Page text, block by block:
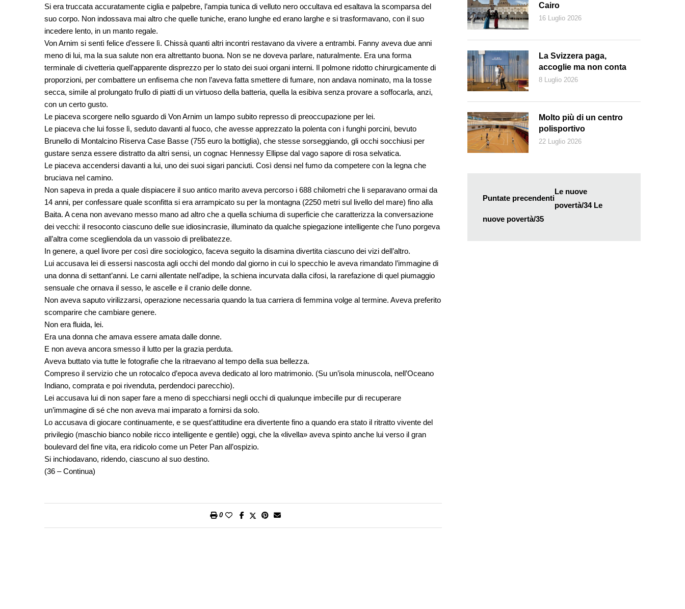
Si era truccata accuratamente ciglia e palpebre, l’ampia tunica di velluto nero occultava ed esaltava la scomparsa del
suo corpo. Non indossava mai altro che quelle tuniche, erano lunghe ed erano larghe e si trasformavano, con il suo
incedere lento, in un manto regale.
Von Arnim si sentì felice d’essere lì. Chissà quanti altri incontri restavano da vivere a entrambi. Fanny aveva due anni
meno di lui, ma la sua salute non era altrettanto buona. Non se ne doveva parlare, naturalmente. Era una forma
terminale di civetteria quell’apparente disprezzo per lo stato dei suoi organi interni. Il polmone ridotto chirurgicamente di
proporzioni, per combattere un enfisema che non l’aveva fatta smettere di fumare, non andava nominato, ma la tosse
secca, simile al prolungato frullo di piatti di un virtuoso della batteria, quella la esibiva senza provare a soffocarla, anzi,
con un certo gusto.
Le piaceva scorgere nello sguardo di Von Arnim un lampo subito represso di preoccupazione per lei.
Le piaceva che lui fosse lì, seduto davanti al fuoco, che avesse apprezzato la polenta con i funghi porcini, bevuto
Brunello di Montalcino Riserva Case Basse (755 euro la bottiglia), che stesse sorseggiando, gli occhi socchiusi per
gustare senza essere distratto da altri sensi, un cognac Hennessy Ellipse dal vago sapore di rosa selvatica.
Le piaceva accendersi davanti a lui, uno dei suoi sigari panciuti. Così densi nel fumo da competere con la legna che
bruciava nel camino.
Non sapeva in preda a quale dispiacere il suo antico marito aveva percorso i 688 chilometri che li separavano ormai da
14 anni, per confessare quale sconfitta si era arrampicato su per la montagna (2250 metri sul livello del mare) fino alla
Baita. A cena non avevano messo mano ad altro che a quella schiuma di superficie che caratterizza la conversazione
dei vecchi: il resoconto ciascuno delle sue idiosincrasie, illuminato da qualche spiegazione intelligente che l’uno porgeva
all’altra come scegliendola da un vassoio di prelibatezze.
In genere, a quel livore per così dire sociologico, faceva seguito la disamina divertita ciascuno dei vizi dell’altro.
Lui accusava lei di essersi nascosta agli occhi del mondo dal giorno in cui lo specchio le aveva rimandato l’immagine di
una donna di settant’anni. Le carni allentate nell’adipe, la schiena incurvata dalla cifosi, la rarefazione di quel piumaggio
sensuale che ornava il sesso, le ascelle e il cranio delle donne.
Non aveva saputo virilizzarsi, operazione necessaria quando la tua carriera di femmina volge al termine. Aveva preferito
scomparire che cambiare genere.
Non era fluida, lei.
Era una donna che amava essere amata dalle donne.
E non aveva ancora smesso il lutto per la grazia perduta.
Aveva buttato via tutte le fotografie che la ritraevano al tempo della sua bellezza.
Compreso il servizio che un rotocalco d’epoca aveva dedicato al loro matrimonio. (Su un’isola minuscola, nell’Oceano
Indiano, comprata e poi rivenduta, perdendoci parecchio).
Lei accusava lui di non saper fare a meno di specchiarsi negli occhi di qualunque imbecille pur di recuperare
un’immagine di sé che non aveva mai imparato a fornirsi da solo.
Lo accusava di giocare continuamente, e se quest’attitudine era divertente fino a quando era stato il ritratto vivente del
privilegio (maschio bianco nobile ricco intelligente e gentile) oggi, che la «livella» aveva spinto anche lui verso il gran
boulevard del fine vita, era ridicolo come un Peter Pan all’ospizio.
Si inchiodavano, ridendo, ciascuno al suo destino.
(36 – Continua)
0
Cairo
16 Luglio 2026
La Svizzera paga,
accoglie ma non conta
8 Luglio 2026
Molto più di un centro
polisportivo
22 Luglio 2026
Puntate precendenti
Le nuove
povertà/34 Le
nuove povertà/35